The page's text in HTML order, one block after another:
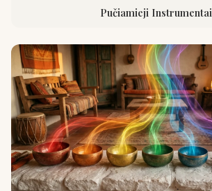
Pučiamieji Instrumentai